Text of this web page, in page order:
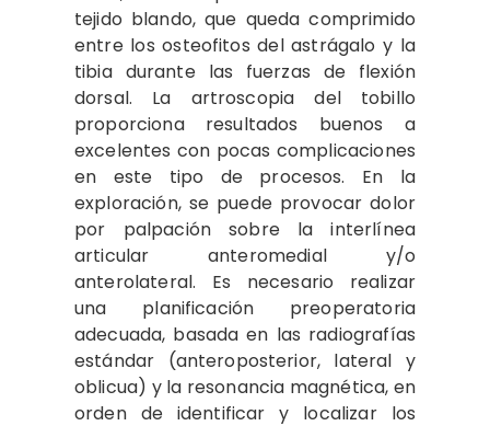
tejido blando, que queda comprimido
entre los osteofitos del astrágalo y la
tibia durante las fuerzas de flexión
dorsal. La artroscopia del tobillo
proporciona resultados buenos a
excelentes con pocas complicaciones
en este tipo de procesos. En la
exploración, se puede provocar dolor
por palpación sobre la interlínea
articular anteromedial y/o
anterolateral. Es necesario realizar
una planificación preoperatoria
adecuada, basada en las radiografías
estándar (anteroposterior, lateral y
oblicua) y la resonancia magnética, en
orden de identificar y localizar los